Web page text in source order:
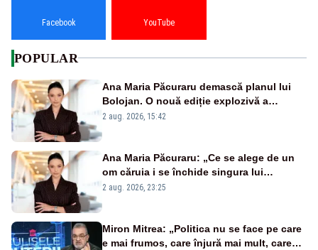
Facebook YouTube
POPULAR
Ana Maria Păcuraru demască planul lui
Bolojan. O nouă ediție explozivă a
emisiunii „Miza Zilei” la Realitatea PLUS
2 aug. 2026, 15:42
Ana Maria Păcuraru: „Ce se alege de un
om căruia i se închide singura lui
portiță?”
2 aug. 2026, 23:25
Miron Mitrea: „Politica nu se face pe care
e mai frumos, care înjură mai mult, care